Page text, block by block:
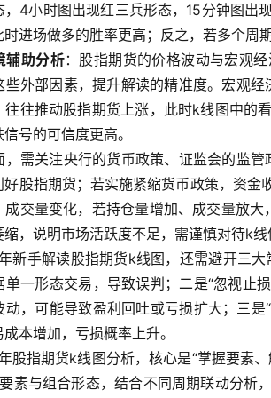
，4小时图出现红三兵形态，15分钟图出
进场做多的胜率更高；反之，若多个周
辅助分析：股指期货的价格波动与宏观
些外部因素，提升解读的精准度。宏观
往往推动股指期货上涨，此时k线图中的
号的可信度更高。
，需关注央行的货币政策、证监会的监
股指期货；若实施紧缩货币政策，资
成交量变化，若持仓量增加、成交量放
，说明市场活跃度不足，需谨慎对待k线
新手解读股指期货k线图，还需避开三
单一形态交易，导致误判；二是“忽视止
动，可能导致盈利回吐或亏损扩大；三
本增加，亏损概率上升。
股指期货k线图分析，核心是“掌握要素
素与组合形态，结合不同周期联动分析